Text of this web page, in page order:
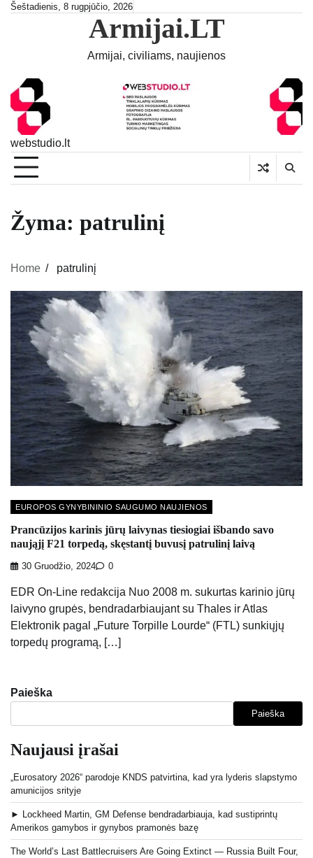
SkipŠeštadienis, 8 rugpjūčio, 2026
Armijai.LT
Armijai, civiliams, naujienos
webstudio.lt
Žyma: patrulinį
Home patrulinį
EUROPOS GYNYBININIO SAUGUMO NAUJIENOS
Prancūzijos karinis jūrų laivynas tiesiogiai išbando savo
naująjį F21 torpedą, skęstantį buvusį patrulinį laivą
30 Gruodžio, 2024 0
EDR On-Line redakcija Nuo 2008 m. sukurtas karinio jūrų
laivyno grupės, bendradarbiaujant su Thales ir Atlas
Elektronik pagal „Future Torpille Lourde“ (FTL) sunkiųjų
torpedų programą, […]
Paieška
Paieška
Naujausi įrašai
„Eurosatory 2026“ parodoje KNDS patvirtina, kad yra lyderis slapstymo
amunicijos srityje
► Lockheed Martin, GM Defense bendradarbiauja, kad sustiprintų
Amerikos gamybos ir gynybos pramonės bazę
The World’s Last Battlecruisers Are Going Extinct — Russia Built Four,